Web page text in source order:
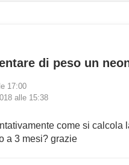
di peso un
17:00
alle 15:38
come si calcola
a 3 mesi? grazie